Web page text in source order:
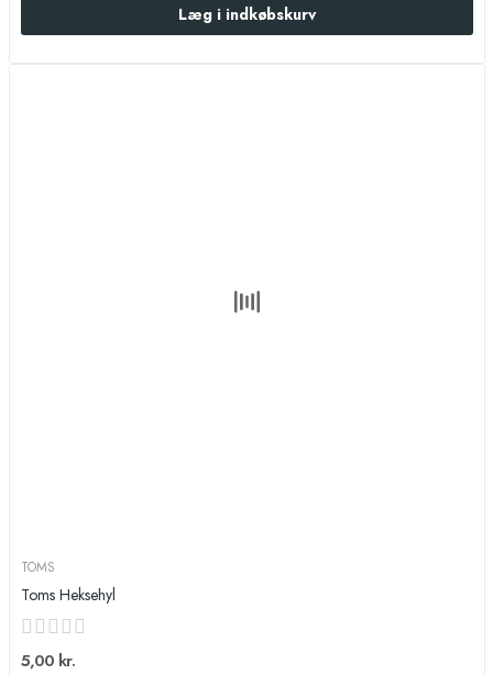
Læg i indkøbskurv
TOMS
Toms Heksehyl
5,00 kr.